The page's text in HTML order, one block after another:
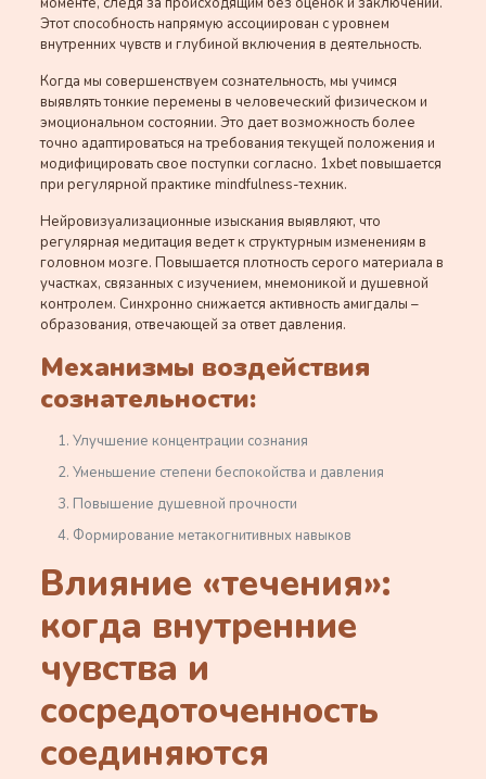
Этот способность напрямую ассоциирован с уровнем
внутренних чувств и глубиной включения в деятельность.
Когда мы совершенствуем сознательность, мы учимся
выявлять тонкие перемены в человеческий физическом и
эмоциональном состоянии. Это дает возможность более
точно адаптироваться на требования текущей положения и
модифицировать свое поступки согласно. 1xbet повышается
при регулярной практике mindfulness-техник.
Нейровизуализационные изыскания выявляют, что
регулярная медитация ведет к структурным изменениям в
головном мозге. Повышается плотность серого материала в
участках, связанных с изучением, мнемоникой и душевной
контролем. Синхронно снижается активность амигдалы –
образования, отвечающей за ответ давления.
Механизмы воздействия
сознательности:
Улучшение концентрации сознания
Уменьшение степени беспокойства и давления
Повышение душевной прочности
Формирование метакогнитивных навыков
Влияние «течения»:
когда внутренние
чувства и
сосредоточенность
соединяются